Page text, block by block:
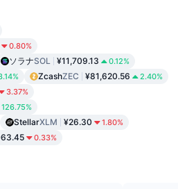
0.80%
ソラナSOL ¥11,709.13 0.12%
ZcashZEC ¥81,620.56 2.40%
3.37%
126.75%
StellarXLM ¥26.30 1.80%
0.33%